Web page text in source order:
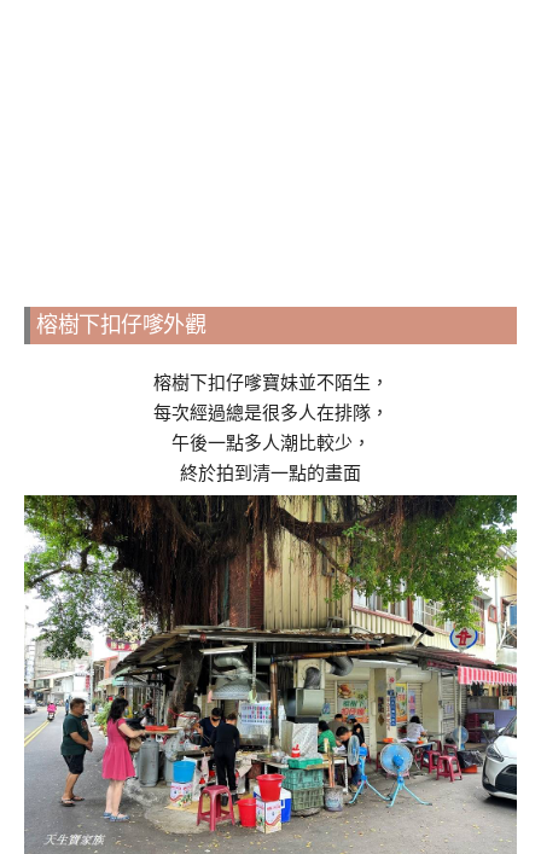
榕樹下扣仔嗲外觀
榕樹下扣仔嗲寶妹並不陌生，
每次經過總是很多人在排隊，
午後一點多人潮比較少，
終於拍到清一點的畫面